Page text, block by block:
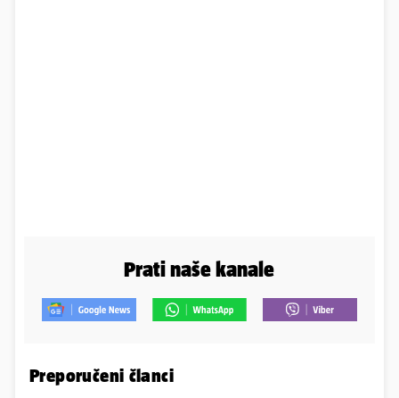
Prati naše kanale
Preporučeni članci